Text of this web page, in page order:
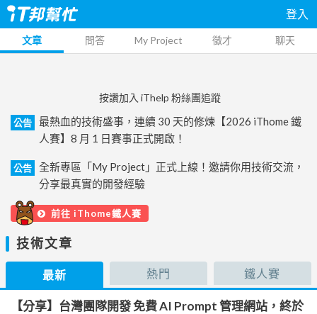
登入
文章 問答 My Project 徵才 聊天
按讚加入 iThelp 粉絲團追蹤
公告
最熱血的技術盛事，連續 30 天的修煉【2026 iThome 鐵
人賽】8 月 1 日賽事正式開啟！
公告
全新專區「My Project」正式上線！邀請你用技術交流，
分享最真實的開發經驗
前往 iThome鐵人賽
技術文章
最新 熱門 鐵人賽
【分享】台灣團隊開發 免費 AI Prompt 管理網站，終於